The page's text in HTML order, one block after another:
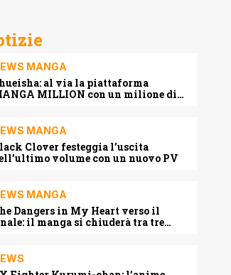
MANGA
al via la piattaforma
MILLION con un milione di
MANGA
Clover festeggia l’uscita
volume con un nuovo PV
MANGA
Dangers in My Heart verso il
il manga si chiuderà tra tre